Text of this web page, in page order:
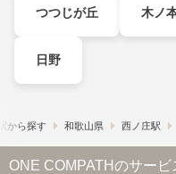
つつじが丘 木ノ
日野
から探す 和歌山県 西ノ庄駅
ONE COMPATHのサービ